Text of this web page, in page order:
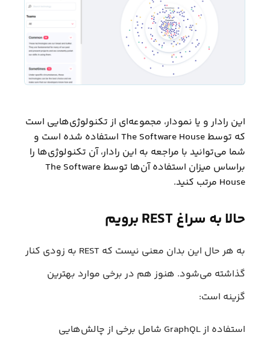
این رادار و یا نمودار، مجموعه‌ای از تکنولوژی‌هایی است
که توسط The Software House استفاده شده است و
شما می‌توانید با مراجعه به این رادار، آن تکنولوژی‌ها را
براساس میزان استفاده آن‌ها توسط The Software
House مرتب کنید.
حالا به سراغ REST برویم
به هر حال این بدان معنی نیست که REST به زودی کنار
گذاشته می‌شود. هنوز هم در برخی موارد بهترین
گزینه است:
استفاده از GraphQL شامل برخی از چالش‌هایی